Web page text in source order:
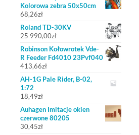
Kolorowa zebra 50x50cm
68,26zł
Roland TD-30KV
25 990,00zł
Robinson Kołowrotek Vde-
R Feeder Fd4010 23Pvf040
413,66zł
AH-1G Pale Rider, B-02,
1:72
18,49zł
Auhagen Imitacje okien
czerwone 80205
30,45zł